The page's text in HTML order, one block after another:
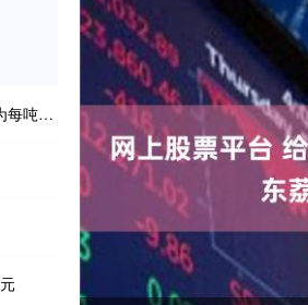
美元